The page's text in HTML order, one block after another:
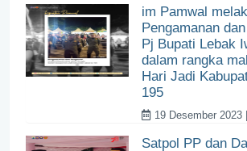
im Pamwal
Pengamanan
Pj Bupati Lebak
dalam rangka
Hari Jadi
195
19 Desember 2023 |
Satpol PP dan